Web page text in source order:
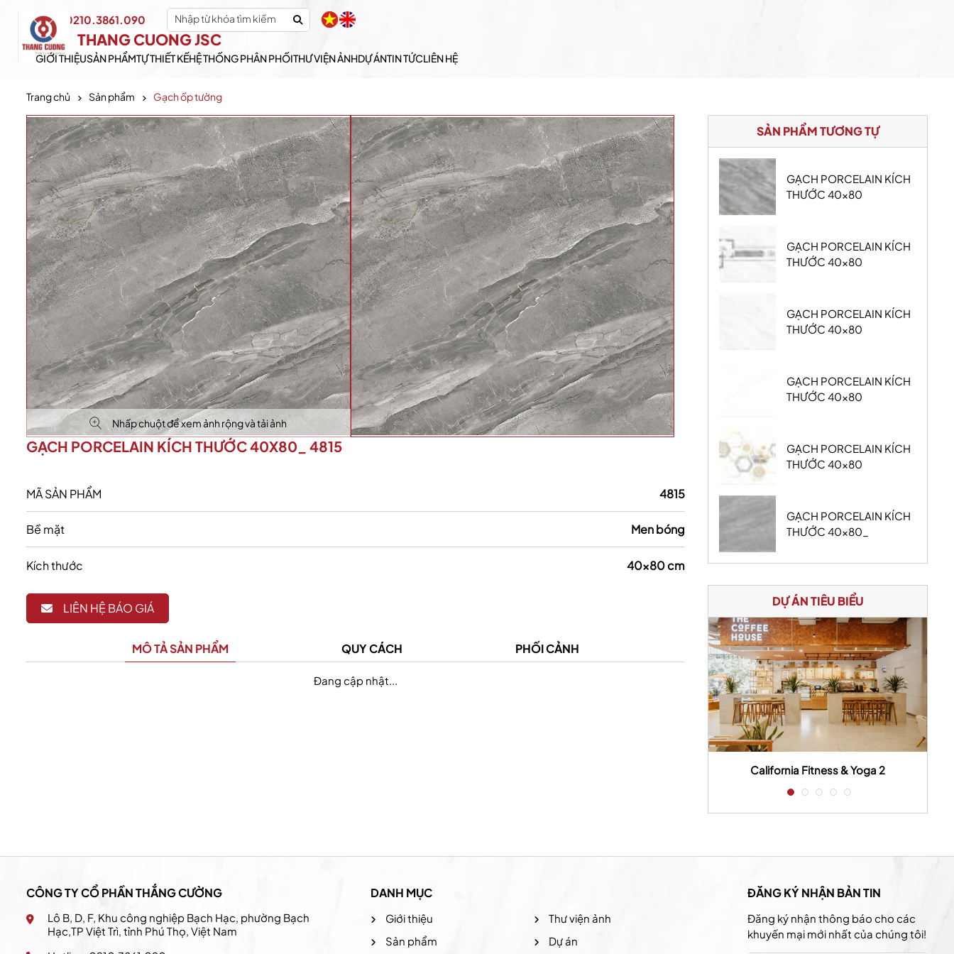
THANG CUONG JSC
Hotline: 0210.3861.090
GIỚI THIỆUSẢN PHẨMTỰ THIẾT KẾHỆ THỐNG PHÂN PHỐITHƯ VIỆN ẢNHDỰ ÁNTIN TỨCLIÊN HỆ
Trang chủ Sản phẩm Gạch ốp tường
Nhấp chuột để xem ảnh rộng và tải ảnh
GẠCH PORCELAIN KÍCH THƯỚC 40X80_ 4815
MÃ SẢN PHẨM 4815
Bề mặt Men bóng
Kích thước 40x80 cm
LIÊN HỆ BÁO GIÁ
MÔ TẢ SẢN PHẨM QUY CÁCH PHỐI CẢNH
Đang cập nhật...
SẢN PHẨM TƯƠNG TỰ
GẠCH PORCELAIN KÍCH
THƯỚC 40x80
GẠCH PORCELAIN KÍCH
THƯỚC 40x80
GẠCH PORCELAIN KÍCH
THƯỚC 40x80
GẠCH PORCELAIN KÍCH
THƯỚC 40x80
GẠCH PORCELAIN KÍCH
THƯỚC 40x80
GẠCH PORCELAIN KÍCH
THƯỚC 40x80_
DỰ ÁN TIÊU BIỂU
California Fitness & Yoga 2
CÔNG TY CỔ PHẦN THẮNG CƯỜNG
Lô B, D, F, Khu công nghiệp Bạch Hạc, phường Bạch
Hạc,TP Việt Trì, tỉnh Phú Thọ, Việt Nam
DANH MỤC
Giới thiệu
Sản phẩm
Thư viện ảnh
Dự án
ĐĂNG KÝ NHẬN BẢN TIN
Đăng ký nhận thông báo cho các
khuyến mại mới nhất của chúng tôi!